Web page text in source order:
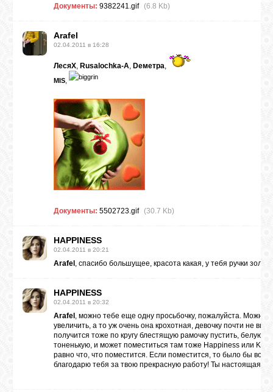
СОННИК
GOOGLE+
TWITTER
Документы: 9382241.gif (6.8 Kb)
Arafel
02.04.2011 в 16:28
ЛесяX, Rusalochka-A, Dеметра,
MIS
Документы: 5502723.gif (30.7 Kb)
HAPPINESS
02.04.2011 в 20:21
Arafel , спасибо большущее, красота какая, у тебя ручки
HAPPINESS
02.04.2011 в 20:32
Arafel , можно тебе еще одну просьбочку, пожалуйста. Можно
увеличить, а то уж очень она крохотная, девочку почти не
получится тоже по кругу блестящую рамочку пустить, белую
тоненькую, и может поместиться там тоже Happiness или
равно что, что поместится. Если поместится, то было бы
благодарю тебя за твою прекрасную работу! Ты настоящая